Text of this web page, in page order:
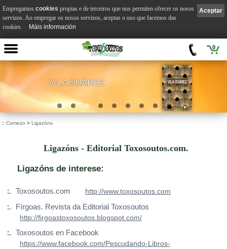
0
VILA SUÁREZ
:: Comezo > Ligazóns
Ligazóns - Editorial Toxosoutos.com.
Ligazóns de interese:
:. Toxosoutos.com
http://www.toxosoutos.com
:.
Fírgoas. Revista da Editorial Toxosoutos
http://firgoastoxosoutos.blogspot.com/
:.
Toxosoutos en Facebook
https://www.facebook.com/Pescudando-Libros-
Aceptar
Empregamos cookies propias e de terceiros que nos permiten ofrecer os nosos
servizos. Ao empregar os nosos servizos, aceptas o uso que facemos das
cookies.
Máis información